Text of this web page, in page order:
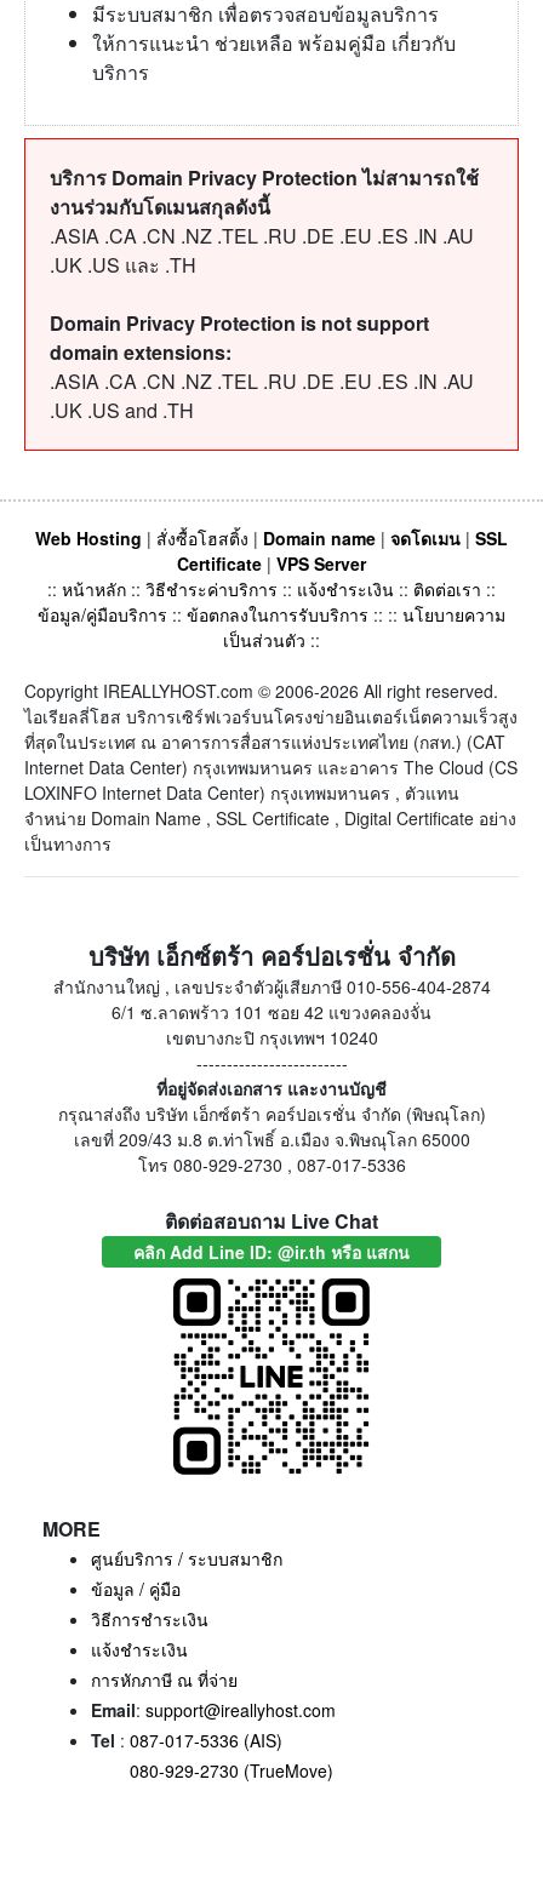
มีระบบสมาชิก เพื่อตรวจสอบข้อมูลบริการ
ให้การแนะนำ ช่วยเหลือ พร้อมคู่มือ เกี่ยวกับ
บริการ
บริการ Domain Privacy Protection ไม่สามารถใช้
งานร่วมกับโดเมนสกุลดังนี้
.ASIA .CA .CN .NZ .TEL .RU .DE .EU .ES .IN .AU
.UK .US และ .TH
Domain Privacy Protection is not support
domain extensions:
.ASIA .CA .CN .NZ .TEL .RU .DE .EU .ES .IN .AU
.UK .US and .TH
Web Hosting | สั่งซื้อโฮสติ้ง | Domain name | จดโดเมน | SSL
Certificate | VPS Server
:: หน้าหลัก :: วิธีชำระค่าบริการ :: แจ้งชำระเงิน :: ติดต่อเรา ::
ข้อมูล/คู่มือบริการ :: ข้อตกลงในการรับบริการ :: :: นโยบายความ
เป็นส่วนตัว ::
Copyright IREALLYHOST.com © 2006-2026 All right reserved.
ไอเรียลลี่โฮส บริการเซิร์ฟเวอร์บนโครงข่ายอินเตอร์เน็ตความเร็วสูง
ที่สุดในประเทศ ณ อาคารการสื่อสารแห่งประเทศไทย (กสท.) (CAT
Internet Data Center) กรุงเทพมหานคร และอาคาร The Cloud (CS
LOXINFO Internet Data Center) กรุงเทพมหานคร , ตัวแทน
จำหน่าย Domain Name , SSL Certificate , Digital Certificate อย่าง
เป็นทางการ
บริษัท เอ็กซ์ตร้า คอร์ปอเรชั่น จำกัด
สำนักงานใหญ่ , เลขประจำตัวผู้เสียภาษี 010-556-404-2874
6/1 ซ.ลาดพร้าว 101 ซอย 42 แขวงคลองจั่น
เขตบางกะปิ กรุงเทพฯ 10240
-------------------------
ที่อยู่จัดส่งเอกสาร และงานบัญชี
กรุณาส่งถึง บริษัท เอ็กซ์ตร้า คอร์ปอเรชั่น จำกัด (พิษณุโลก)
เลขที่ 209/43 ม.8 ต.ท่าโพธิ์ อ.เมือง จ.พิษณุโลก 65000
โทร 080-929-2730 , 087-017-5336
ติดต่อสอบถาม Live Chat
คลิก Add Line ID: @ir.th หรือ แสกน
MORE
ศูนย์บริการ / ระบบสมาชิก
ข้อมูล / คู่มือ
วิธีการชำระเงิน
แจ้งชำระเงิน
การหักภาษี ณ ที่จ่าย
Email: support@ireallyhost.com
Tel : 087-017-5336 (AIS)
080-929-2730 (TrueMove)